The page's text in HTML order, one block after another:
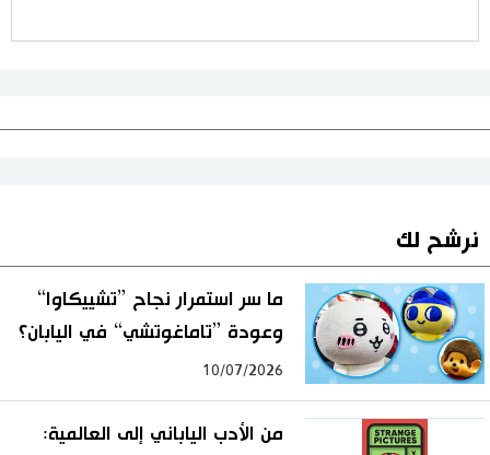
نرشح لك
ما سر استمرار نجاح ”تشييكاوا“
وعودة ”تاماغوتشي“ في اليابان؟
10/07/2026
من الأدب الياباني إلى العالمية: